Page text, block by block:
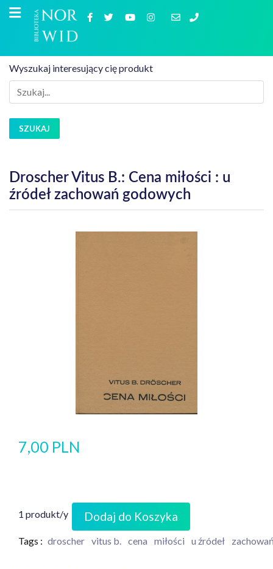
Wyszukaj interesujący cię produkt
SZUKAJ
Droscher Vitus B.: Cena miłości : u
źródeł zachowań godowych
7,00 PLN
1 produkt/y Dodaj do Koszyka
Tags : droscher vitus b. cena miłości u źródeł